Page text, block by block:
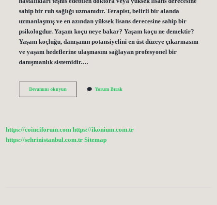
sahip bir ruh sağlığı uzmanıdır. Terapist, belirli bir alanda
uzmanlaşmış ve en azından yüksek lisans derecesine sahip bir
psikologdur. Yaşam koçu neye bakar? Yaşam koçu ne demektir?
Yaşam koçluğu, danışanın potansiyelini en üst düzeye çıkarmasını
ve yaşam hedeflerine ulaşmasını sağlayan profesyonel bir
danışmanlık sistemidir.…
Devamını okuyunPsikolog
Nedir
Yorum Bırak
https://coinciforum.com https://ikonium.com.tr
https://sehrinistanbul.com.tr Sitemap